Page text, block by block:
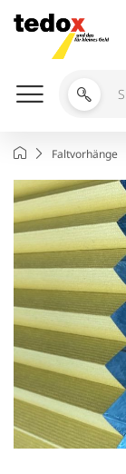
Inhalt
springen
Shop
durchsuchen
StartseiteFaltvorhänge